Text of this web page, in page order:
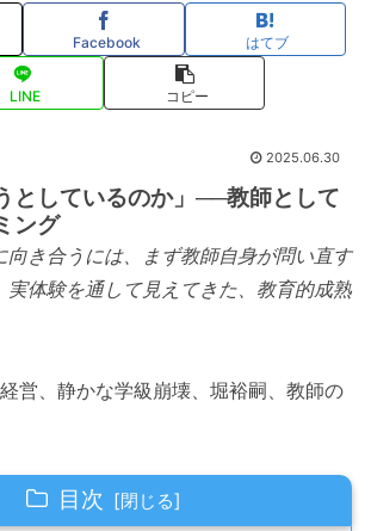
Facebook はてブ
LINE コピー
2025.06.30
としているのか」──教師として
ング
向き合うには、まず教師自身が問い直す
実体験を通して見えてきた、教育的成熟
営、静かな学級崩壊、堀裕嗣、教師の
目次